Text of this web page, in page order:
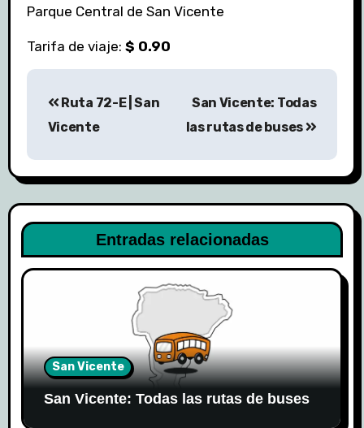
Parque Central de San Vicente
Tarifa de viaje: $ 0.90
de
entradas
Ruta 72-E | San
Vicente
San Vicente: Todas
las rutas de buses
Entradas relacionadas
San Vicente
San Vicente: Todas las rutas de buses